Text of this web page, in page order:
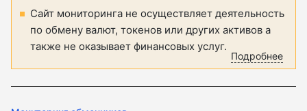
Сайт мониторинга не осуществляет деятельность
по обмену валют, токенов или других активов а
также не оказывает финансовых услуг.
Подробнее